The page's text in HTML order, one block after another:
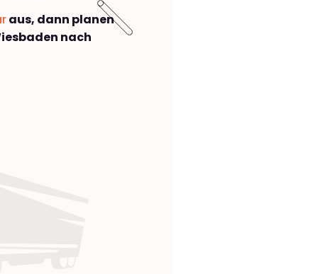
aus, dann planen
nach